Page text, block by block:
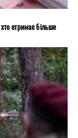
отримає більше